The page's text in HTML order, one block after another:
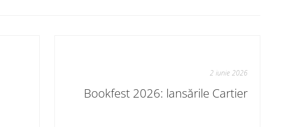
2 iunie 2026
Bookfest 2026: lansările Cartier